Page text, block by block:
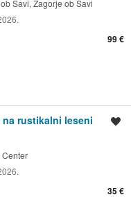
Savi, Zagorje ob Savi
99 €
rustikalni leseni
Center
35 €